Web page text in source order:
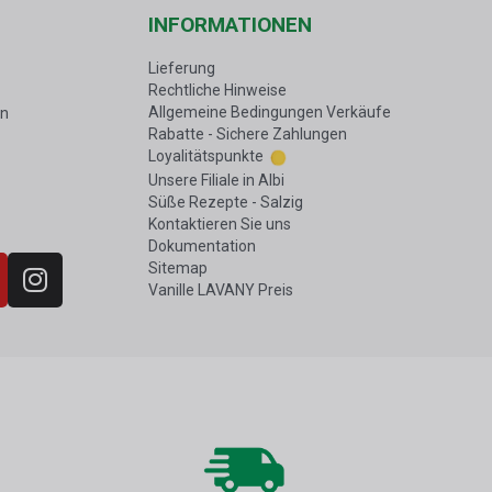
INFORMATIONEN
Lieferung
Rechtliche Hinweise
Allgemeine Bedingungen Verkäufe
Rabatte - Sichere Zahlungen
Loyalitätspunkte
Unsere Filiale in Albi
Süße Rezepte - Salzig
Kontaktieren Sie uns
Dokumentation
Sitemap
Vanille LAVANY Preis